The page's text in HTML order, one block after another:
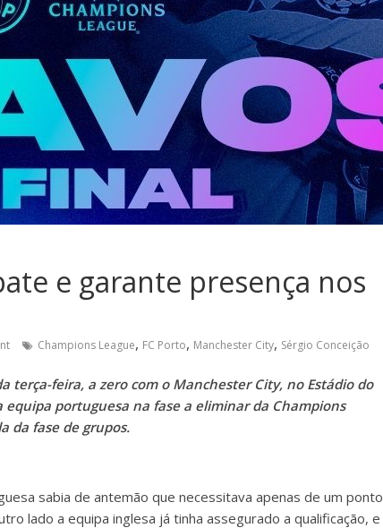
e garante presença nos
Champions League, FC Porto, Manchester City, Sérgio Conceição
terça-feira, a zero com o Manchester City, no Estádio do
portuguesa na fase a eliminar da Champions
da fase de grupos.
sabia de antemão que necessitava apenas de um ponto
lado a equipa inglesa já tinha assegurado a qualificação, e